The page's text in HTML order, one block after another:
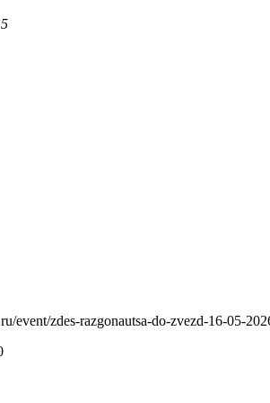
event/zdes-razgonautsa-do-zvezd-16-05-